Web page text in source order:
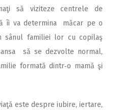
să viziteze centrele de
îi va determina măcar pe o
sânul familiei lor cu copilaş
să se dezvolte normal,
formată dintr‑o mamă şi
este despre iubire, iertare,